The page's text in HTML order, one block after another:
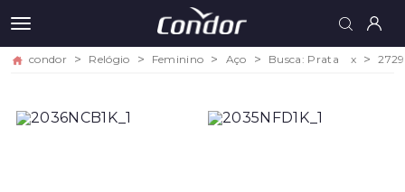
condor Relógio Feminino Aço Busca: Prata x 2729